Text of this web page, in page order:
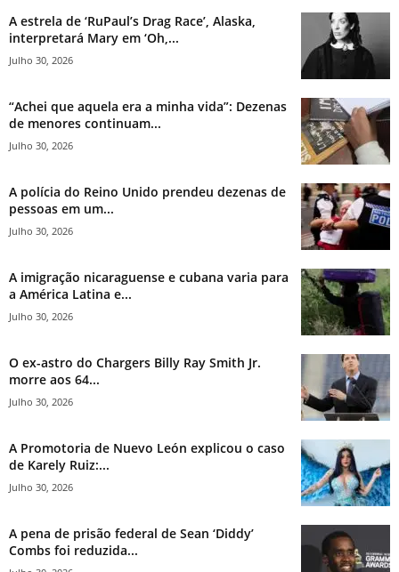
A estrela de ‘RuPaul’s Drag Race’, Alaska,
interpretará Mary em ‘Oh,...
Julho 30, 2026
“Achei que aquela era a minha vida”: Dezenas
de menores continuam...
Julho 30, 2026
A polícia do Reino Unido prendeu dezenas de
pessoas em um...
Julho 30, 2026
A imigração nicaraguense e cubana varia para
a América Latina e...
Julho 30, 2026
O ex-astro do Chargers Billy Ray Smith Jr.
morre aos 64...
Julho 30, 2026
A Promotoria de Nuevo León explicou o caso
de Karely Ruiz:...
Julho 30, 2026
A pena de prisão federal de Sean ‘Diddy’
Combs foi reduzida...